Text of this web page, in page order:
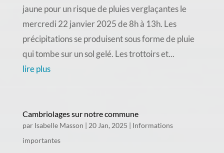
jaune pour un risque de pluies verglaçantes le
mercredi 22 janvier 2025 de 8h à 13h. Les
précipitations se produisent sous forme de pluie
qui tombe sur un sol gelé. Les trottoirs et...
lire plus
Cambriolages sur notre commune
par Isabelle Masson | 20 Jan, 2025 | Informations
importantes